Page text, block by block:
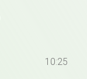
10:25